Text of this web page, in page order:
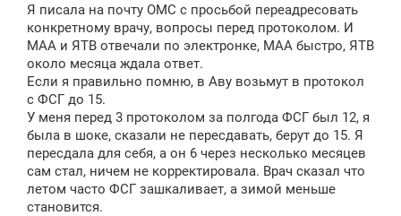
Я писала на почту ОМС с просьбой переадресовать
конкретному врачу, вопросы перед протоколом. И
МАА и ЯТВ отвечали по электронке, МАА быстро, ЯТВ
около месяца ждала ответ.
Если я правильно помню, в Аву возьмут в протокол
с ФСГ до 15.
У меня перед 3 протоколом за полгода ФСГ был 12, я
была в шоке, сказали не пересдавать, берут до 15. Я
пересдала для себя, а он 6 через несколько месяцев
сам стал, ничем не корректировала. Врач сказал что
летом часто ФСГ зашкаливает, а зимой меньше
становится.